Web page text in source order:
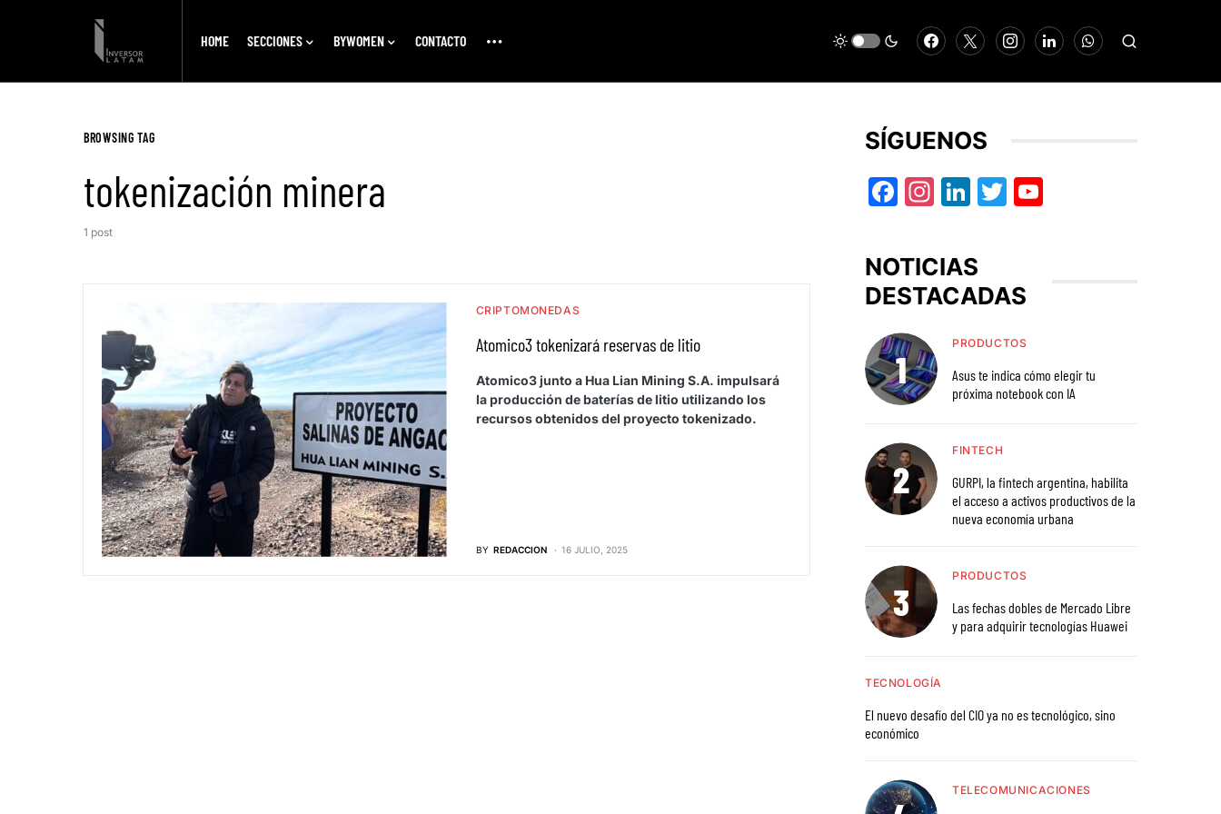
HOME SECCIONES BYWOMEN CONTACTO
BROWSING TAG
tokenización minera
1 post
CRIPTOMONEDAS
Atomico3 tokenizará reservas de litio
Atomico3 junto a Hua Lian Mining S.A. impulsará
la producción de baterías de litio utilizando los
recursos obtenidos del proyecto tokenizado.
BY REDACCION 16 JULIO, 2025
SÍGUENOS
Facebook
Instagram
LinkedIn
Twitter
NOTICIAS
DESTACADAS
PRODUCTOS
Asus te indica cómo elegir tu
próxima notebook con IA
FINTECH
GURPI, la fintech argentina, habilita
el acceso a activos productivos de la
nueva economía urbana
PRODUCTOS
Las fechas dobles de Mercado Libre
y para adquirir tecnologías Huawei
TECNOLOGÍA
El nuevo desafío del CIO ya no es tecnológico, sino
económico
TELECOMUNICACIONES